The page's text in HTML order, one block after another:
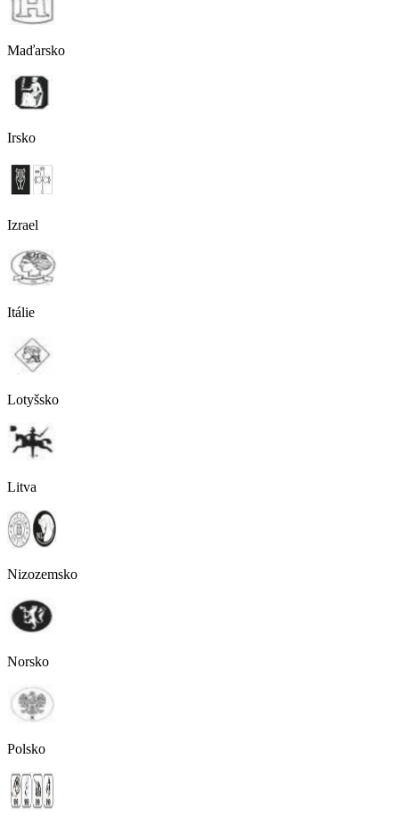
Maďarsko
Irsko
Izrael
Itálie
Lotyšsko
Litva
Nizozemsko
Norsko
Polsko